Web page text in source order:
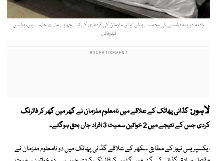
واقعہ دیرینہ دشمنی کی وجہ سے پیش آیا اور ملزمان کی گرفتاری کے لیے چھاپے مارے جارہے ہیں، پولیس
فوٹو:فائل
لاہور:گڈانی پھاٹک کے علاقے میں نامعلوم ملزمان نے گھر میں گھر کر فائرنگ
کردی جس کے نتیجے میں 2 خواتین سمیت 3 افراد جاں بحق ہوگئے۔
ایکسپریس نیوز کے مطابق سکھر کے علاقے گڈانی پھاٹک میں دو نامعلوم ملزمان نے